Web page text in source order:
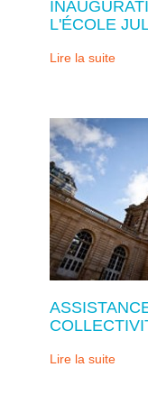
L'ÉCOLE
Lire la suite
Lire la suite